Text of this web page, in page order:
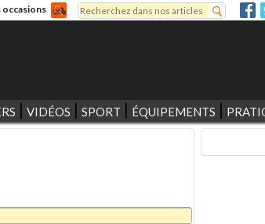
Formulaire de recherche
Rechercher
VIDÉOS SPORT ÉQUIPEMENTS